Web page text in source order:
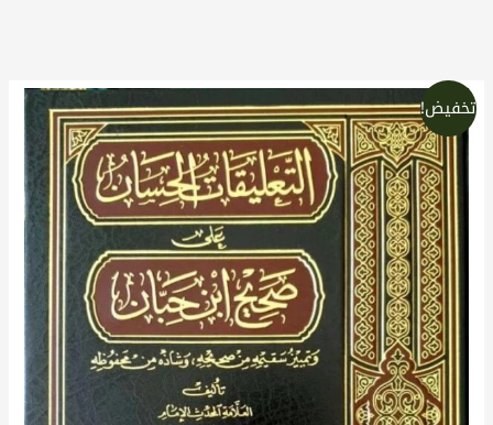
تخفيض!
كمية
التعليقات
الحسان
على
صحيح
ابن
حبان
الألباني
\
12
مجلد
السعر
الأصلي
هو:
596 د.إ.
السعر
الحالي
هو:
507 د.إ.